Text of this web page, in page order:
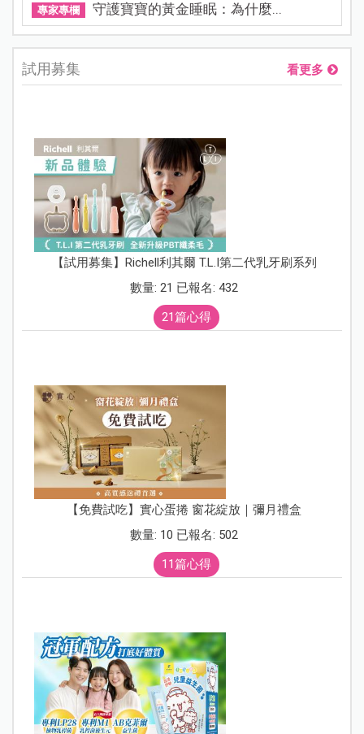
專家專欄 守護寶寶的黃金睡眠：為什麼...
試用募集 看更多
【試用募集】Richell利其爾 T.L.I第二代乳牙刷系列
數量: 21 已報名: 432
21篇心得
【免費試吃】實心蛋捲 窗花綻放｜彌月禮盒
數量: 10 已報名: 502
11篇心得